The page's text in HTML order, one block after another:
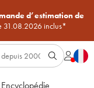
d’estimation de
31.08.2026 inclus*
Encyclopédie